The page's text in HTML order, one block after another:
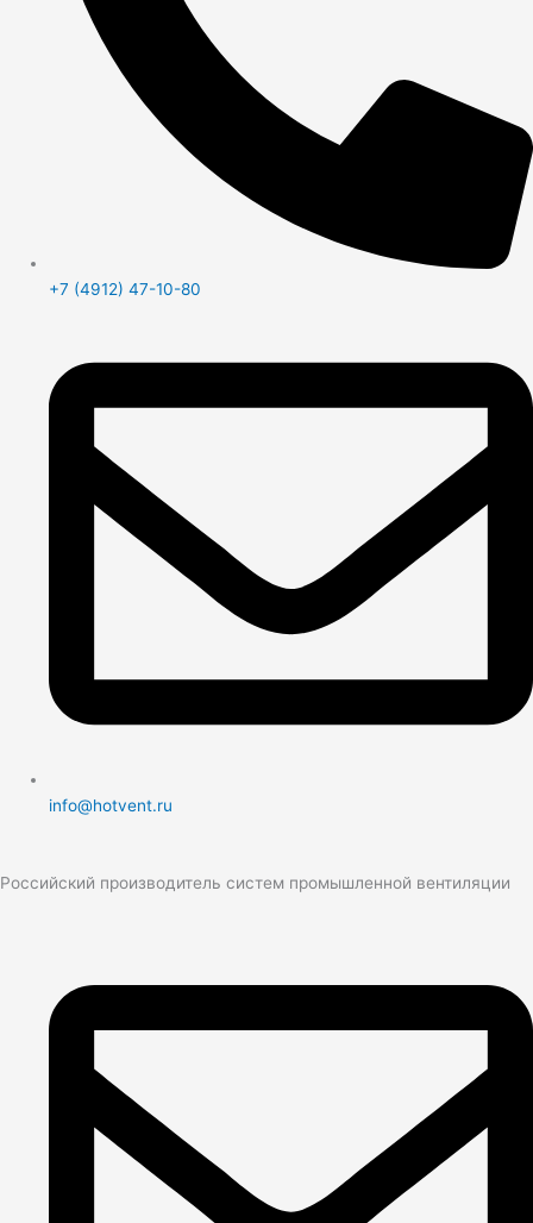
+7 (4912) 47-10-80
info@hotvent.ru
Российский производитель систем промышленной вентиляции